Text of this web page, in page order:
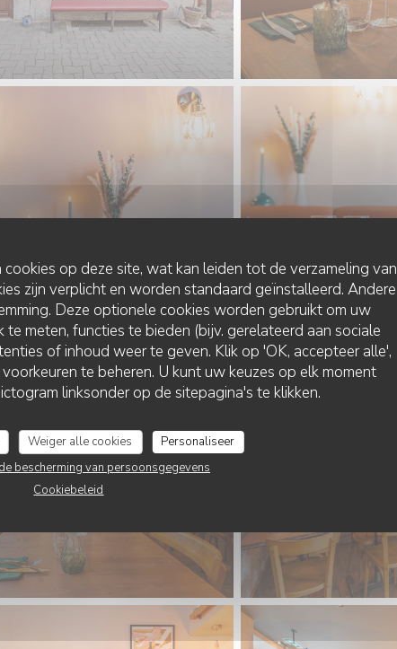
op deze site, wat kan leiden tot de verzameling van
zijn verplicht en worden standaard geïnstalleerd. Andere
Deze optionele cookies worden gebruikt om uw
meten, functies te bieden (bijv. gerelateerd aan sociale
of inhoud weer te geven. Klik op 'OK, accepteer alle',
te beheren. U kunt uw keuzes op elk moment
linksonder op de sitepagina's te klikken.
Weiger alle cookies
Personaliseer
bescherming van persoonsgegevens
Cookiebeleid